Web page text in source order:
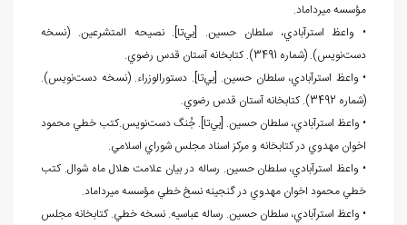
مؤسسه ميرداماد.
• واعظ استرآبادي، سلطان حسين. [بيتا]. نصيحه المتشرعين. (نسخه
دستنويس). (شماره 3491). كتابخانه آستان قدس رضوي.
• واعظ استرآبادي، سلطان حسين. [بيتا]. دستورالوزراء. (نسخه دستنويس).
(شماره 3492). كتابخانه آستان قدس رضوي.
• واعظ استرآبادي، سلطان حسين. [بيتا]. جُنگ دستنويس.كتب خطي محمود
اخوان مهدوي در كتابخانه و مركز اسناد مجلس شوراي اسلامي.
• واعظ استرآبادي، سلطان حسين. رساله در بيان علامت هلال ماه شوال. كتب
خطي محمود اخوان مهدوي در گنجينه نسخ خطي مؤسسه ميرداماد.
• واعظ استرآبادي، سلطان حسين. رساله عباسيه. نسخه خطي. کتابخانه مجلس